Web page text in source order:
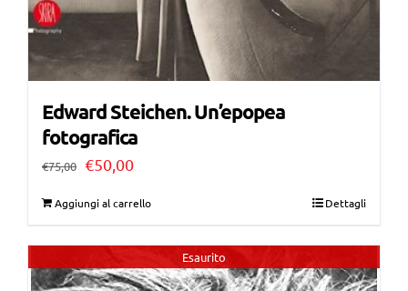
Edward Steichen. Un’epopea
fotografica
€75,00 Il
era:
€75,00.
€50,00Il
è:
€50,00.
Aggiungi al carrello Dettagli
Esaurito